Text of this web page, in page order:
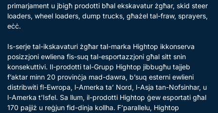
primarjament u jbigħ prodotti bħal ekskavatur żgħar, skid steer
loaders, wheel loaders, dump trucks, għażel tal-fraw, sprayers,
eċċ.
Is-serje tal-ikskavaturi żgħar tal-marka Hightop ikkonserva
posizzjoni ewliena fis-suq tal-esportazzjoni għal sitt snin
konsekuttivi. Il-prodotti tal-Grupp Hightop jibbugħu tajjeb
f’aktar minn 20 provinċja mad-dawra, b’suq esterni ewlieni
distribwiti fl-Ewropa, l-Amerka ta’ Nord, l-Asja tan-Nofsinhar, u
l-Amerka t’Isfel. Sa llum, il-prodotti Hightop ġew esportati għal
170 pajjiż u reġjun fid-dinja kollha. F’parallelu, Hightop